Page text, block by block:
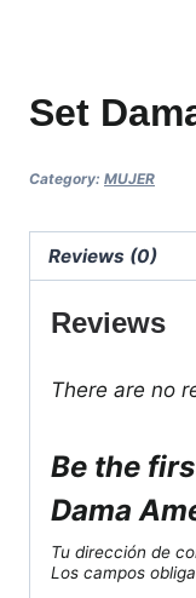
Set
Category: MUJER
Reviews (0)
Reviews
There are no
Be the
Dama
Tu dirección de
Los campos